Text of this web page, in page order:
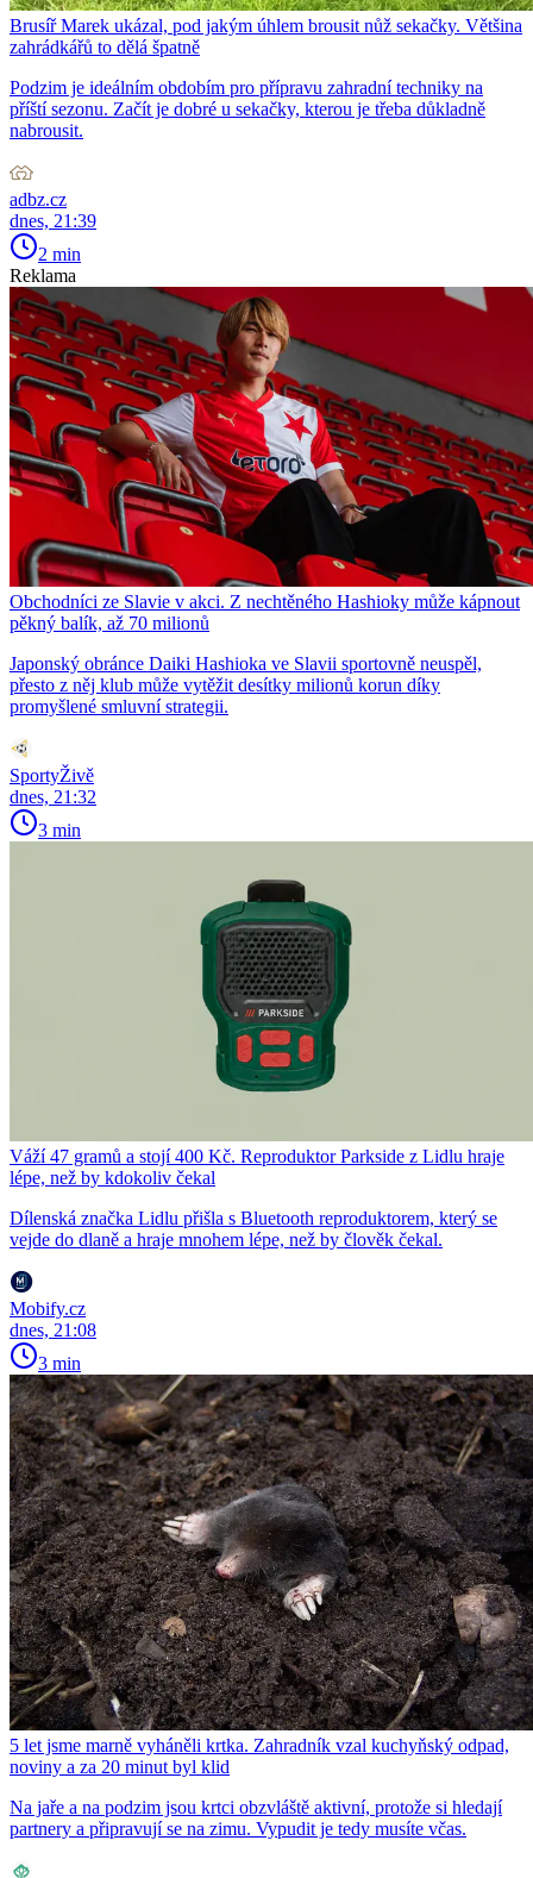
Brusíř Marek ukázal, pod jakým úhlem brousit nůž sekačky. Většina
zahrádkářů to dělá špatně
Podzim je ideálním obdobím pro přípravu zahradní techniky na
příští sezonu. Začít je dobré u sekačky, kterou je třeba důkladně
nabrousit.
adbz.cz
dnes, 21:39
2 min
Reklama
Obchodníci ze Slavie v akci. Z nechtěného Hashioky může kápnout
pěkný balík, až 70 milionů
Japonský obránce Daiki Hashioka ve Slavii sportovně neuspěl,
přesto z něj klub může vytěžit desítky milionů korun díky
promyšlené smluvní strategii.
SportyŽivě
dnes, 21:32
3 min
Váží 47 gramů a stojí 400 Kč. Reproduktor Parkside z Lidlu hraje
lépe, než by kdokoliv čekal
Dílenská značka Lidlu přišla s Bluetooth reproduktorem, který se
vejde do dlaně a hraje mnohem lépe, než by člověk čekal.
Mobify.cz
dnes, 21:08
3 min
5 let jsme marně vyháněli krtka. Zahradník vzal kuchyňský odpad,
noviny a za 20 minut byl klid
Na jaře a na podzim jsou krtci obzvláště aktivní, protože si hledají
partnery a připravují se na zimu. Vypudit je tedy musíte včas.